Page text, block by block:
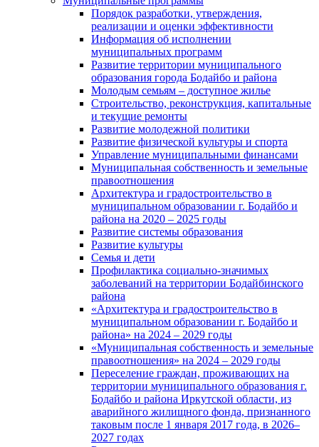
Порядок разработки, утверждения,
реализации и оценки эффективности
Информация об исполнении
муниципальных программ
Развитие территории муниципального
образования города Бодайбо и района
Молодым семьям – доступное жилье
Строительство, реконструкция, капитальные
и текущие ремонты
Развитие молодежной политики
Развитие физической культуры и спорта
Управление муниципальными финансами
Муниципальная собственность и земельные
правоотношения
Архитектура и градостроительство в
муниципальном образовании г. Бодайбо и
района на 2020 – 2025 годы
Развитие системы образования
Развитие культуры
Семья и дети
Профилактика социально-значимых
заболеваний на территории Бодайбинского
района
«Архитектура и градостроительство в
муниципальном образовании г. Бодайбо и
района» на 2024 – 2029 годы
«Муниципальная собственность и земельные
правоотношения» на 2024 – 2029 годы
Переселение граждан, проживающих на
территории муниципального образования г.
Бодайбо и района Иркутской области, из
аварийного жилищного фонда, признанного
таковым после 1 января 2017 года, в 2026–
2027 годах